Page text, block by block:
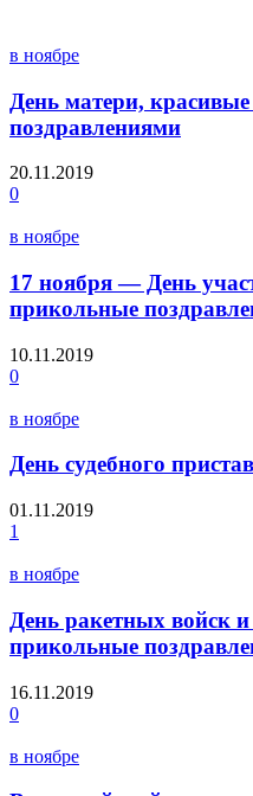
в ноябре
День матери,
поздравлениями
20.11.2019
0
в ноябре
17 ноября — День
прикольные
10.11.2019
0
в ноябре
День судебного
01.11.2019
1
в ноябре
День ракетных войск
прикольные
16.11.2019
0
в ноябре